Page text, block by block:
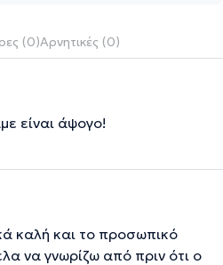
(0)Αρνητικές (0)
είναι άψογο!
καλή και το προσωπικό
να γνωρίζω από πριν ότι ο